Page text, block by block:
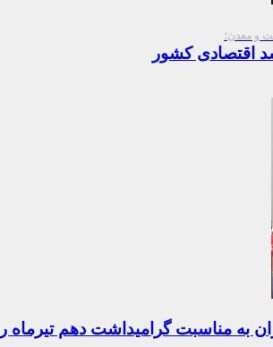
و معدن؛
اقتصادی کشور
به مناسبت گرامیداشت دهم